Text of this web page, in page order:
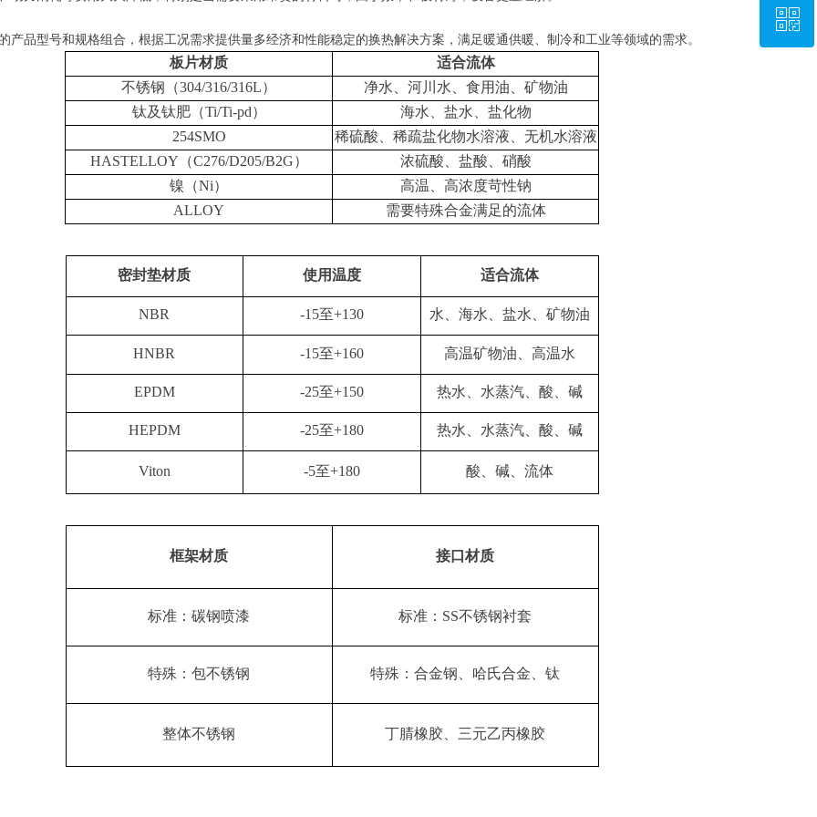
产品型号和规格组合，根据工况需求提供量多经济和性能稳定的换热解决方案，满足暖通供暖、制冷和工业等领域的需求。
板片材质
适合流体
不锈钢（304/316/316L）
净水、河川水、食用油、矿物油
钛及钛肥（Ti/Ti-pd）
海水、盐水、盐化物
254SMO
稀硫酸、稀疏盐化物水溶液、无机水溶液
HASTELLOY（C276/D205/B2G）
浓硫酸、盐酸、硝酸
镍（Ni）
高温、高浓度苛性钠
ALLOY
需要特殊合金满足的流体
密封垫材质 使用温度 适合流体
NBR -15至+130 水、海水、盐水、矿物油
HNBR -15至+160 高温矿物油、高温水
EPDM -25至+150 热水、水蒸汽、酸、碱
HEPDM -25至+180 热水、水蒸汽、酸、碱
Viton -5至+180 酸、碱、流体
框架材质 接口材质
标准：碳钢喷漆 标准： SS不锈钢衬套
特殊：包不锈钢 特殊：合金钢、哈氏合金、钛
整体不锈钢 丁腈橡胶、三元乙丙橡胶
15333257787
ꀥ